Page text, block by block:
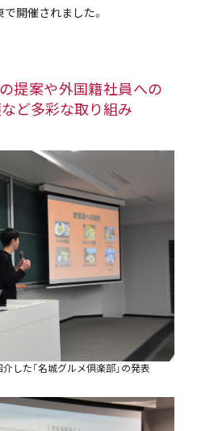
開催されました。
の提案や外国籍社員への
ど多彩な取り組み
した「名城グルメ倶楽部」の発表